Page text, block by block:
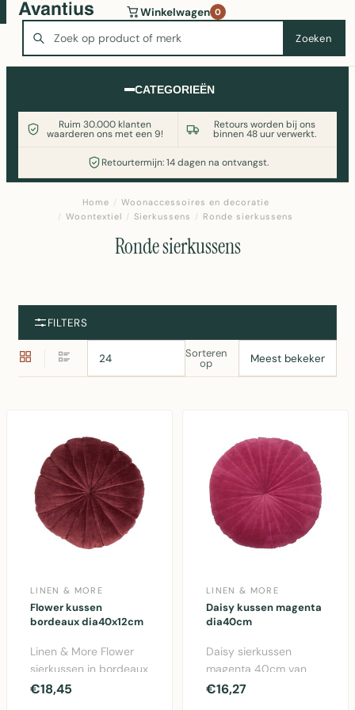
Zoeken
Winkelwagen 0
CATEGORIEËN
Ruim 30.000 klanten
waarderen ons met een 9!
Retours worden bij ons
binnen 48 uur verwerkt.
Retourtermijn: 14 dagen na ontvangst.
Wasmachine of koelkast nodig? Vergelijk alle prijzen op
Witgoedaanbod.nl
Home / Woonaccessoires en decoratie
/ Woontextiel / Sierkussens / Ronde sierkussens
Ronde sierkussens
FILTERS
Sorteren
op
LINEN & MORE
Flower kussen
bordeaux dia40x12cm
Linen & More Flower
sierkussen in bordeaux
rood. Diameter 40cm,
€18,45
LINEN & MORE
Daisy kussen magenta
dia40cm
Daisy sierkussen
magenta 40cm van
Linen & More. Vierkant
€16,27